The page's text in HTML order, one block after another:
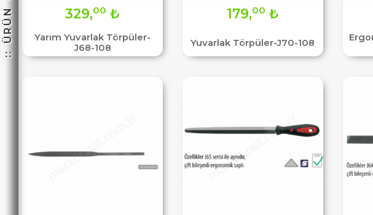
Yarım Yuvarlak Törpüler-
J68-108
329,00 ₺
Yuvarlak Törpüler-J70-108
179,00 ₺